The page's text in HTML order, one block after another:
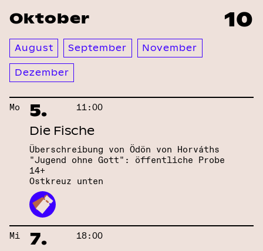
Oktober 10
August September November
Dezember
Mo 5. 11:00
Die Fische
Überschreibung von Ödön von Horváths
"Jugend ohne Gott": öffentliche Probe
14+
Ostkreuz unten
Mi 7. 18:00